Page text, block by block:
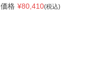
価格 ¥80,410(税込)